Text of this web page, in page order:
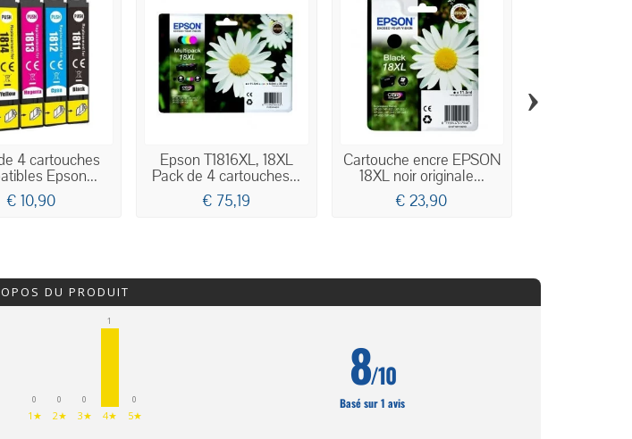
4 cartouches
Epson...
€ 10,90
Epson T1816XL, 18XL
Pack de 4 cartouches...
€ 75,19
Cartouche encre EPSON
18XL noir originale...
€ 23,90
›
DU PRODUIT
0
1★
0
2★
0
3★
1
4★
0
5★
8/10
Basé sur 1 avis